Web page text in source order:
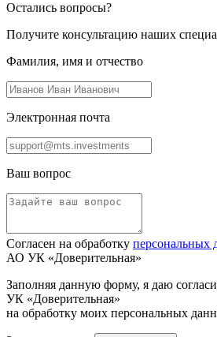
Остались вопросы?
Получите консультацию наших
Фамилия, имя и отчество
Электронная почта
Ваш вопрос
Согласен на обработку персональных
АО УК «Доверительная»
Заполняя данную форму, я даю
УК «Доверительная»
на обработку моих персональных